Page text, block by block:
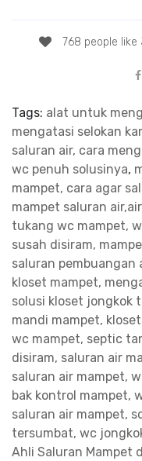
768 people like
Tags: alat untuk
mengatasi selokan
saluran air, cara
wc penuh solusinya,
mampet, cara agar
mampet saluran
tukang wc mampet,
susah disiram,
saluran pembuangan
kloset mampet,
solusi kloset jongkok
mandi mampet,
wc mampet, septic
disiram, saluran air
saluran air mampet,
bak kontrol mampet,
saluran air mampet,
tersumbat, wc
Ahli Saluran Mampet